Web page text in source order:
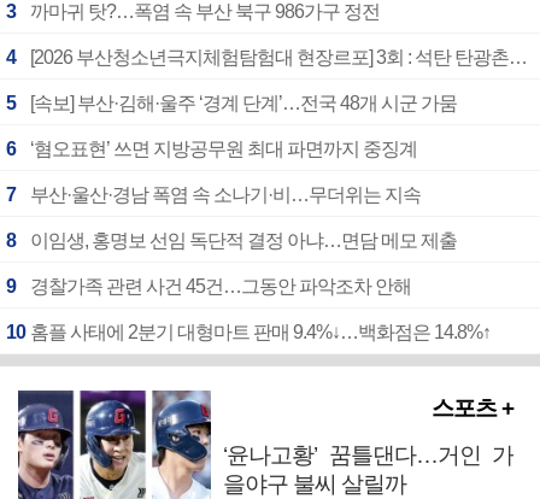
3 까마귀 탓?…폭염 속 부산 북구 986가구 정전
4 [2026 부산청소년극지체험탐험대 현장르포] 3회 : 석탄 탄광촌에서 북극 연구의 중심지로
5 [속보] 부산·김해·울주 ‘경계 단계’…전국 48개 시군 가뭄
6 ‘혐오표현’ 쓰면 지방공무원 최대 파면까지 중징계
7 부산·울산·경남 폭염 속 소나기·비…무더위는 지속
8 이임생, 홍명보 선임 독단적 결정 아냐…면담 메모 제출
9 경찰가족 관련 사건 45건…그동안 파악조차 안해
10 홈플 사태에 2분기 대형마트 판매 9.4%↓…백화점은 14.8%↑
스포츠 +
‘윤나고황’ 꿈틀댄다…거인 가
을야구 불씨 살릴까